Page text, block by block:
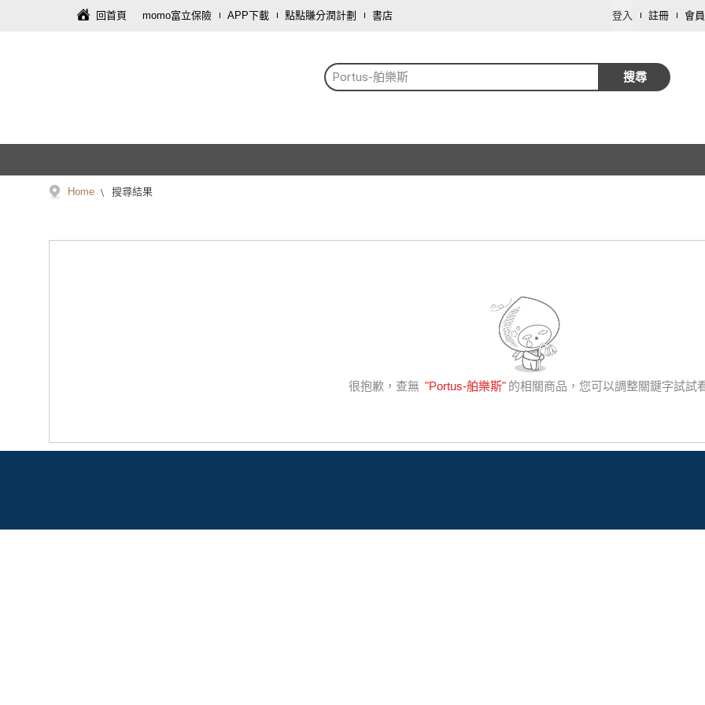
回首頁 momo富立保險 APP下載 點點賺分潤計劃 書店 登入 註冊 會
Portus-舶樂斯 搜尋
Home 搜尋結果
很抱歉，查無 "Portus-舶樂斯" 的相關商品，您可以調整關鍵字試試